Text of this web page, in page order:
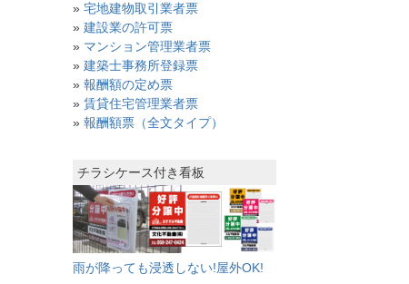
» 宅地建物取引業者票
» 建設業の許可票
» マンション管理業者票
» 建築士事務所登録票
» 報酬額の定め票
» 賃貸住宅管理業者票
» 報酬額票（全文タイプ）
チラシケース付き看板
雨が降っても浸透しない!屋外OK!